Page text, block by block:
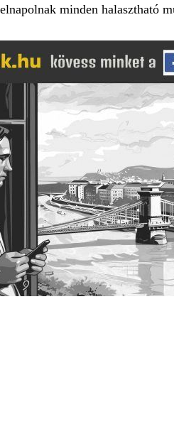
minden halasztható